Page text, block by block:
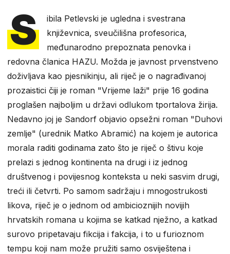
S
ibila Petlevski je ugledna i svestrana
književnica, sveučilišna profesorica,
međunarodno prepoznata penovka i
redovna članica HAZU. Možda je javnost prvenstveno
doživljava kao pjesnikinju, ali riječ je o nagrađivanoj
prozaistici čiji je roman "Vrijeme laži" prije 16 godina
proglašen najboljim u državi odlukom tportalova žirija.
Nedavno joj je Sandorf objavio opsežni roman "Duhovi
zemlje" (urednik Matko Abramić) na kojem je autorica
morala raditi godinama zato što je riječ o štivu koje
prelazi s jednog kontinenta na drugi i iz jednog
društvenog i povijesnog konteksta u neki sasvim drugi,
treći ili četvrti. Po samom sadržaju i mnogostrukosti
likova, riječ je o jednom od ambicioznijih novijih
hrvatskih romana u kojima se katkad nježno, a katkad
surovo pripetavaju fikcija i fakcija, i to u furioznom
tempu koji nam može pružiti samo osviještena i